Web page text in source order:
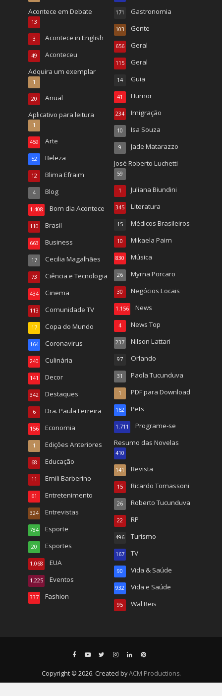
Acontece em Debate
13
Acontece in English
3
Aconteceu
49
Adquira um exemplar
1
Anual
20
Aplicativo para leitura
1
Arte
459
Beleza
52
Blima Efraim
12
Blog
4
Bom dia Acontece
1.408
Brasil
110
Business
663
Cecilia Magalhães
17
Ciência e Tecnologia
73
Cinema
434
Comunidade TV
113
Copa do Mundo
17
Coronavirus
164
Culinária
240
Decor
141
Destaques
342
Dra. Paula Ferreira
6
Economia
156
Edições Anteriores
1
Educação
68
Emili Barberino
11
Entretenimento
61
Entrevistas
324
Esporte
784
Esportes
20
EUA
1.068
Eventos
1.225
Fashion
337
Gastronomia
171
Gente
103
Geral
656
Geral
115
Guia
14
Humor
41
Imigração
234
Isa Souza
10
Jade Matarazzo
9
José Roberto Luchetti
59
Juliana Biundini
1
Literatura
345
Médicos Brasileiros
15
Mikaela Paim
10
Música
830
Myrna Porcaro
26
Negócios Locais
30
News
1.156
News Top
4
Nilson Lattari
237
Orlando
97
Paola Tucunduva
31
PDF para Download
1
Pets
162
Programe-se
1.711
Resumo das Novelas
410
Revista
141
Ricardo Tomassoni
15
Roberto Tucunduva
26
RP
22
Turismo
496
TV
167
Vida & Saúde
90
Vida e Saúde
932
Wal Reis
95
Copyright © 2026. Created byACM Productions.